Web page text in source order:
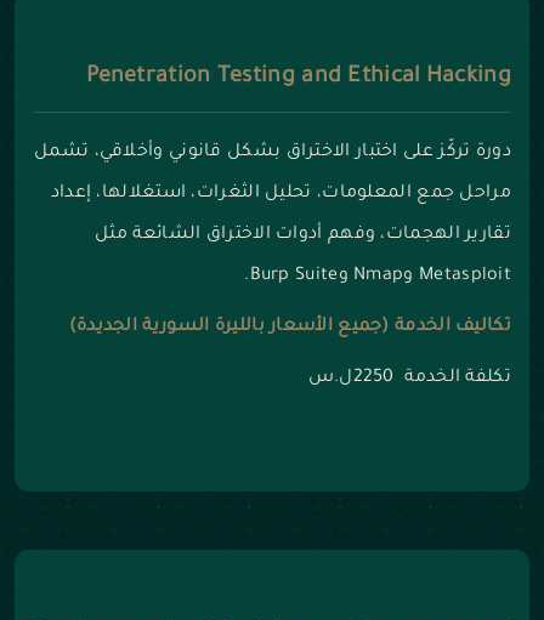
Penetration Testing and Ethical Hacking
دورة تركّز على اختبار الاختراق بشكل قانوني وأخلاقي، تشمل
مراحل جمع المعلومات، تحليل الثغرات، استغلالها، إعداد
تقارير الهجمات، وفهم أدوات الاختراق الشائعة مثل
Metasploit وNmap وBurp Suite.
تكاليف الخدمة (جميع الأسعار بالليرة السورية الجديدة)
تكلفة الخدمة 2250ل.س